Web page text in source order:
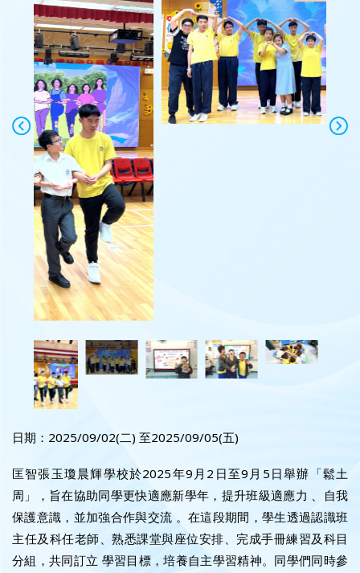
日期：2025/09/02(二) 至2025/09/05(五)
匡智張玉瓊晨輝學校於2025年9月2日至9月5日舉辦「鬆土
周」，旨在協助同學更快適應新學年，提升班級適應力 、自我
保護意識，並加強合作與交流 。在這段期間，學生透過認識班
主任及科任老師、熟悉課堂與座位安排、完成手冊練習及科目
分組，共同訂立 學習目標，培養自主學習精神。同學們同時參